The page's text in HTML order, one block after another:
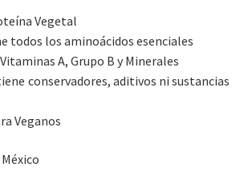
Vegetal
todos los aminoácidos esenciales
A, Grupo B y Minerales
conservadores, aditivos ni sustancias
Veganos
México